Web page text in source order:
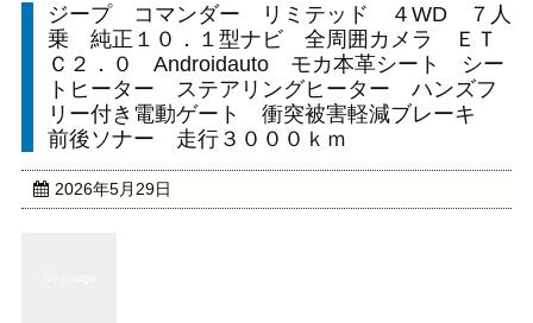
ジープ コマンダー リミテッド ４WD ７人
乗 純正１０．１型ナビ 全周囲カメラ ＥＴ
Ｃ２．０ Androidauto モカ本革シート シー
トヒーター ステアリングヒーター ハンズフ
リー付き電動ゲート 衝突被害軽減ブレーキ
前後ソナー 走行３０００ｋｍ
2026年5月29日